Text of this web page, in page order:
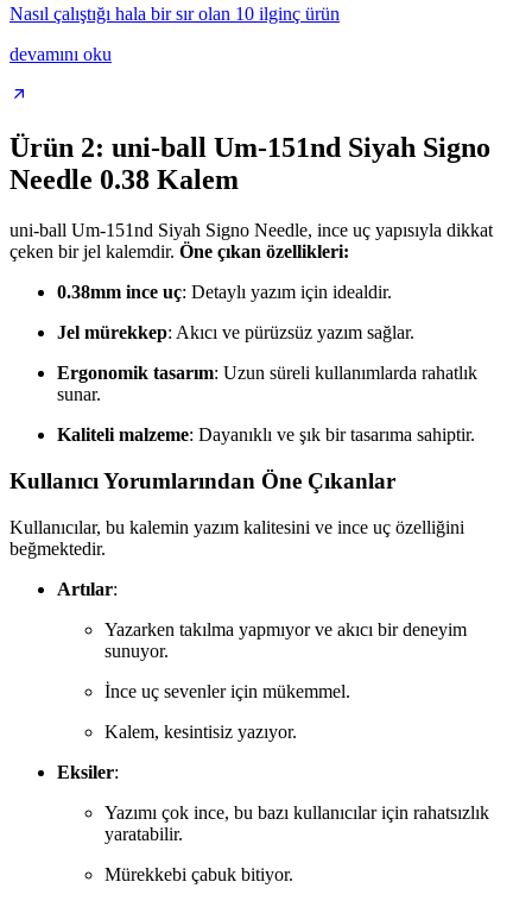
Nasıl çalıştığı hala bir sır olan 10 ilginç ürün
devamını oku
Ürün 2: uni-ball Um-151nd Siyah Signo
Needle 0.38 Kalem
uni-ball Um-151nd Siyah Signo Needle, ince uç yapısıyla dikkat
çeken bir jel kalemdir. Öne çıkan özellikleri:
0.38mm ince uç: Detaylı yazım için idealdir.
Jel mürekkep: Akıcı ve pürüzsüz yazım sağlar.
Ergonomik tasarım: Uzun süreli kullanımlarda rahatlık
sunar.
Kaliteli malzeme: Dayanıklı ve şık bir tasarıma sahiptir.
Kullanıcı Yorumlarından Öne Çıkanlar
Kullanıcılar, bu kalemin yazım kalitesini ve ince uç özelliğini
beğmektedir.
Artılar:
Yazarken takılma yapmıyor ve akıcı bir deneyim
sunuyor.
İnce uç sevenler için mükemmel.
Kalem, kesintisiz yazıyor.
Eksiler:
Yazımı çok ince, bu bazı kullanıcılar için rahatsızlık
yaratabilir.
Mürekkebi çabuk bitiyor.